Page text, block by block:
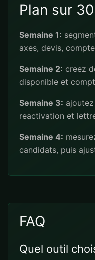
Plan sur
Semaine 1:
axes, devis,
Semaine 2: creez
disponible et
Semaine 3:
reactivation et
Semaine 4:
candidats, puis
FAQ
Quel outil